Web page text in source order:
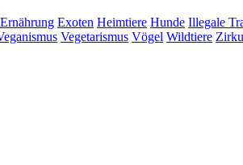
Ernährung Exoten Heimtiere Hunde Illegale
Vegetarismus Vögel Wildtiere